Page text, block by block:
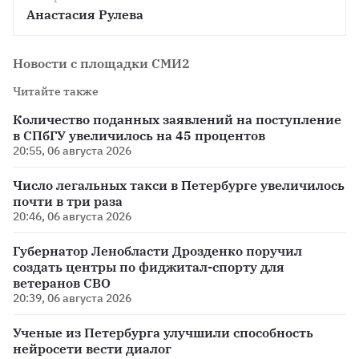
Анастасия Рулева
Новости с площадки СМИ2
Читайте также
Количество поданных заявлений на поступление
в СПбГУ увеличилось на 45 процентов
20:55, 06 августа 2026
Число легальных такси в Петербурге увеличилось
почти в три раза
20:46, 06 августа 2026
Губернатор Ленобласти Дрозденко поручил
создать центры по фиджитал-спорту для
ветеранов СВО
20:39, 06 августа 2026
Ученые из Петербурга улучшили способность
нейросети вести диалог